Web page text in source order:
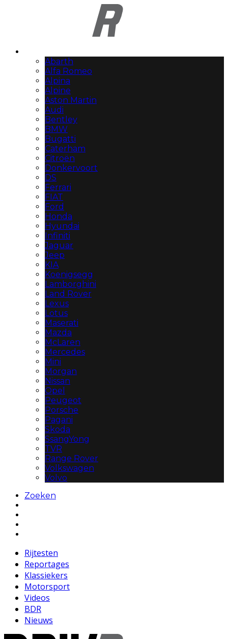
Abarth
Alfa Romeo
Alpina
Alpine
Aston Martin
Audi
Bentley
BMW
Bugatti
Caterham
Citroën
Donkervoort
DS
Ferrari
FIAT
Ford
Honda
Hyundai
Infiniti
Jaguar
Jeep
KIA
Koenigsegg
Lamborghini
Land Rover
Lexus
Lotus
Maserati
Mazda
McLaren
Mercedes
Mini
Morgan
Nissan
Opel
Peugeot
Porsche
Pagani
Skoda
SsangYong
TVR
Range Rover
Volkswagen
Volvo
Zoeken
Rijtesten
Reportages
Klassiekers
Motorsport
Videos
BDR
Nieuws